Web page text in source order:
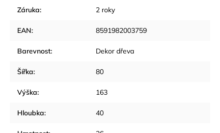
Záruka: 2 roky
EAN: 8591982003759
Barevnost: Dekor dřeva
Šířka: 80
Výška: 163
Hloubka: 40